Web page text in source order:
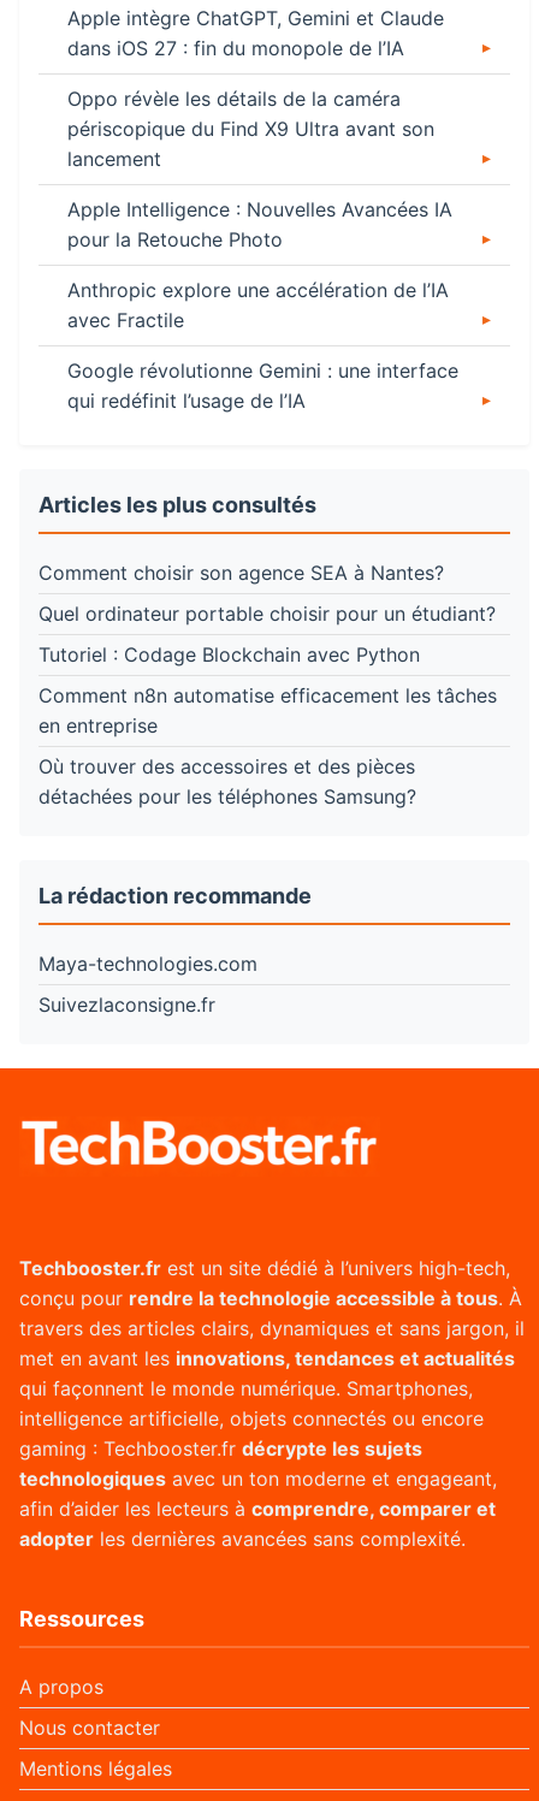
Apple intègre ChatGPT, Gemini et Claude
dans iOS 27 : fin du monopole de l’IA
Oppo révèle les détails de la caméra
périscopique du Find X9 Ultra avant son
lancement
Apple Intelligence : Nouvelles Avancées IA
pour la Retouche Photo
Anthropic explore une accélération de l’IA
avec Fractile
Google révolutionne Gemini : une interface
qui redéfinit l’usage de l’IA
Articles les plus consultés
Comment choisir son agence SEA à Nantes?
Quel ordinateur portable choisir pour un étudiant?
Tutoriel : Codage Blockchain avec Python
Comment n8n automatise efficacement les tâches
en entreprise
Où trouver des accessoires et des pièces
détachées pour les téléphones Samsung?
La rédaction recommande
Maya-technologies.com
Suivezlaconsigne.fr
Techbooster.fr est un site dédié à l’univers high-tech,
conçu pour rendre la technologie accessible à tous. À
travers des articles clairs, dynamiques et sans jargon, il
met en avant les innovations, tendances et actualités
qui façonnent le monde numérique. Smartphones,
intelligence artificielle, objets connectés ou encore
gaming : Techbooster.fr décrypte les sujets
technologiques avec un ton moderne et engageant,
afin d’aider les lecteurs à comprendre, comparer et
adopter les dernières avancées sans complexité.
Ressources
A propos
Nous contacter
Mentions légales